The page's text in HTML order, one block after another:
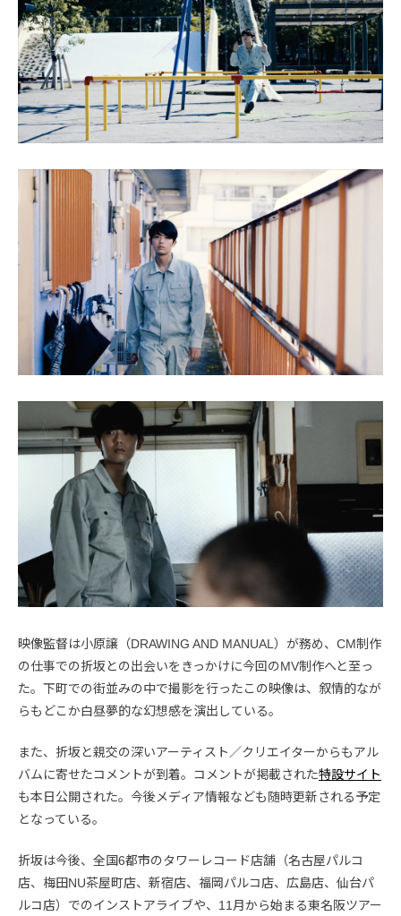
映像監督は小原譲（DRAWING AND MANUAL）が務め、CM制作
の仕事での折坂との出会いをきっかけに今回のMV制作へと至っ
た。下町での街並みの中で撮影を行ったこの映像は、叙情的なが
らもどこか白昼夢的な幻想感を演出している。
また、折坂と親交の深いアーティスト／クリエイターからもアル
バムに寄せたコメントが到着。コメントが掲載された特設サイト
も本日公開された。今後メディア情報なども随時更新される予定
となっている。
折坂は今後、全国6都市のタワーレコード店舗（名古屋パルコ
店、梅田NU茶屋町店、新宿店、福岡パルコ店、広島店、仙台パ
ルコ店）でのインストアライブや、11月から始まる東名阪ツアー